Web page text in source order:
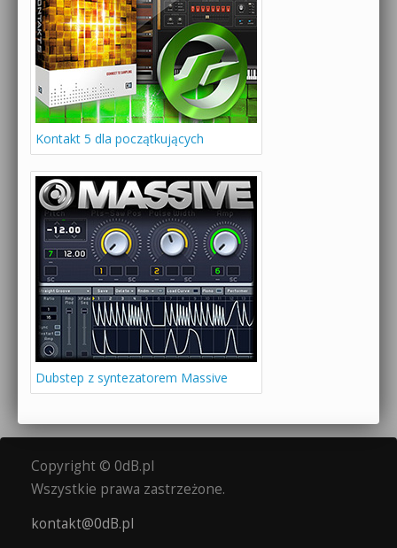
Kontakt 5 dla początkujących
Dubstep z syntezatorem Massive
Copyright © 0dB.pl
Wszystkie prawa zastrzeżone.
kontakt@0dB.pl